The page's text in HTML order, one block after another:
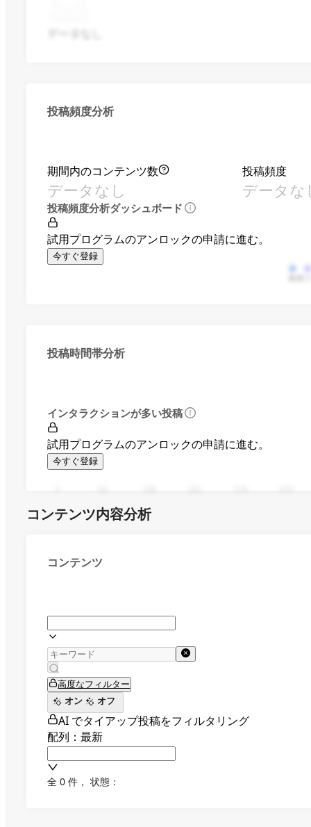
投稿頻度分析
期間内のコンテンツ数
データなし
投稿頻度
データな
投稿頻度分析ダッシュボード
試用プログラムのアンロックの申請に進む。
今すぐ登録
投稿時間帯分析
インタラクションが多い投稿
試用プログラムのアンロックの申請に進む。
今すぐ登録
コンテンツ内容分析
コンテンツ
高度なフィルター
オン
オフ
AI でタイアップ投稿をフィルタリング
配列：最新
全 0 件 ， 状態：